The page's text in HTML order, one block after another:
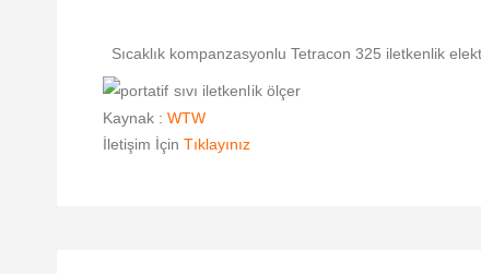
Sıcaklık kompanzasyonlu Tetracon 325 iletkenlik
Kaynak : WTW
İletişim İçin Tıklayınız